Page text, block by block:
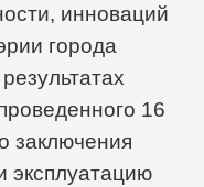
инноваций
города
16
заключения
эксплуатацию